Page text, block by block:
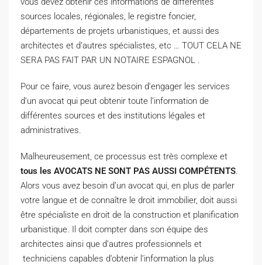
sources locales, régionales, le registre foncier,
départements de projets urbanistiques, et aussi des
architectes et d’autres spécialistes, etc … TOUT CELA NE
SERA PAS FAIT PAR UN NOTAIRE ESPAGNOL .
Pour ce faire, vous aurez besoin d’engager les services
d’un avocat qui peut obtenir toute l’information de
différentes sources et des institutions légales et
administratives.
Malheureusement, ce processus est très complexe et
tous les AVOCATS NE SONT PAS AUSSI COMPÉTENTS.
Alors vous avez besoin d’un avocat qui, en plus de parler
votre langue et de connaître le droit immobilier, doit aussi
être spécialiste en droit de la construction et planification
urbanistique. Il doit compter dans son équipe des
architectes ainsi que d’autres professionnels et
techniciens capables d’obtenir l’information la plus